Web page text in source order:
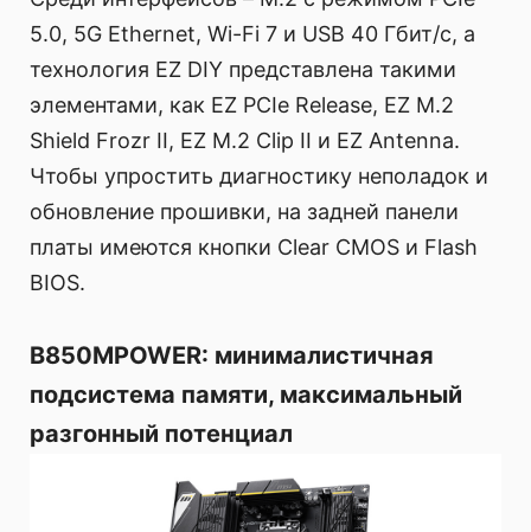
5.0, 5G Ethernet, Wi-Fi 7 и USB 40 Гбит/с, а
технология EZ DIY представлена такими
элементами, как EZ PCIe Release, EZ M.2
Shield Frozr II, EZ M.2 Clip II и EZ Antenna.
Чтобы упростить диагностику неполадок и
обновление прошивки, на задней панели
платы имеются кнопки Clear CMOS и Flash
BIOS.
B850MPOWER: минималистичная
подсистема памяти, максимальный
разгонный потенциал